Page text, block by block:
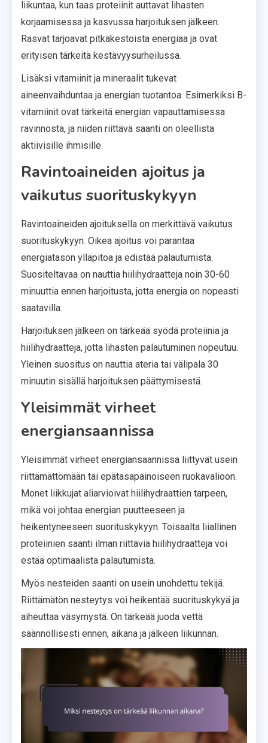
liikuntaa, kun taas proteiinit auttavat lihasten
korjaamisessa ja kasvussa harjoituksen jälkeen.
Rasvat tarjoavat pitkäkestoista energiaa ja ovat
erityisen tärkeitä kestävyysurheilussa.
Lisäksi vitamiinit ja mineraalit tukevat
aineenvaihduntaa ja energian tuotantoa. Esimerkiksi B-
vitamiinit ovat tärkeitä energian vapauttamisessa
ravinnosta, ja niiden riittävä saanti on oleellista
aktiivisille ihmisille.
Ravintoaineiden ajoitus ja
vaikutus suorituskykyyn
Ravintoaineiden ajoituksella on merkittävä vaikutus
suorituskykyyn. Oikea ajoitus voi parantaa
energiatason ylläpitoa ja edistää palautumista.
Suositeltavaa on nauttia hiilihydraatteja noin 30-60
minuuttia ennen harjoitusta, jotta energia on nopeasti
saatavilla.
Harjoituksen jälkeen on tärkeää syödä proteiinia ja
hiilihydraatteja, jotta lihasten palautuminen nopeutuu.
Yleinen suositus on nauttia ateria tai välipala 30
minuutin sisällä harjoituksen päättymisestä.
Yleisimmät virheet
energiansaannissa
Yleisimmät virheet energiansaannissa liittyvät usein
riittämättömään tai epätasapainoiseen ruokavalioon.
Monet liikkujat aliarvioivat hiilihydraattien tarpeen,
mikä voi johtaa energian puutteeseen ja
heikentyneeseen suorituskykyyn. Toisaalta liiallinen
proteiinien saanti ilman riittäviä hiilihydraatteja voi
estää optimaalista palautumista.
Myös nesteiden saanti on usein unohdettu tekijä.
Riittämätön nesteytys voi heikentää suorituskykyä ja
aiheuttaa väsymystä. On tärkeää juoda vettä
säännöllisesti ennen, aikana ja jälkeen liikunnan.